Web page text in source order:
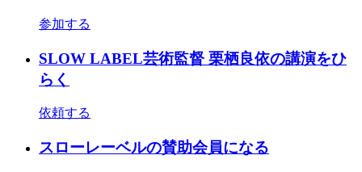
参加する
SLOW LABEL芸術監督 栗栖良依の講演をひ
らく
依頼する
スローレーベルの賛助会員になる